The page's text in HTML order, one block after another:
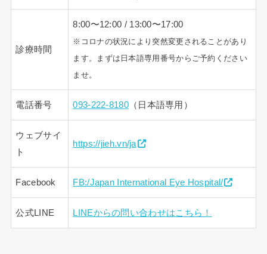
診療時間
8:00〜12:00 / 13:00〜17:00
※コロナの状況により突然変更されることがあり
ます。まずは日本語専用番号からご予約ください
ませ。
電話番号 093-222-8180（日本語専用）
ウェブサイ
ト
https://jieh.vn/ja
Facebook FB:/Japan International Eye Hospital/
公式LINE LINEからの問い合わせはこちら！